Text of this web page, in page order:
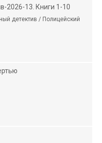
2026-13. Книги 1-10
детектив / Полицейский